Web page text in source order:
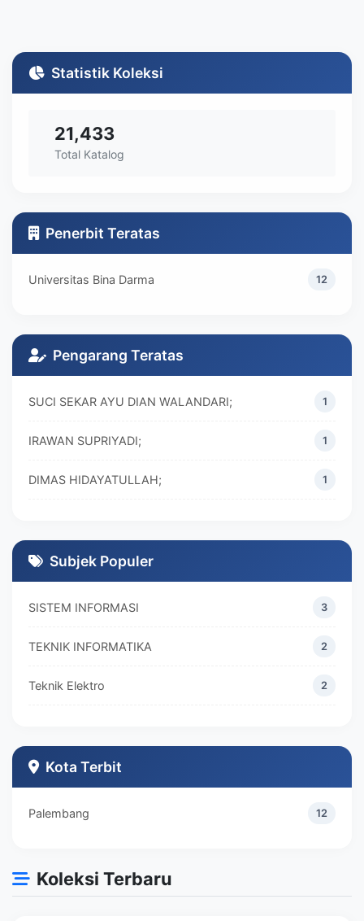
Statistik Koleksi
21,433
Total Katalog
Penerbit Teratas
Universitas Bina Darma 12
Pengarang Teratas
SUCI SEKAR AYU DIAN WALANDARI; 1
IRAWAN SUPRIYADI; 1
DIMAS HIDAYATULLAH; 1
DIVA MARISKA;
Subjek Populer
SISTEM INFORMASI 3
TEKNIK INFORMATIKA 2
Teknik Elektro 2
Teknik Industri
Kota Terbit
Palembang 12
Koleksi Terbaru